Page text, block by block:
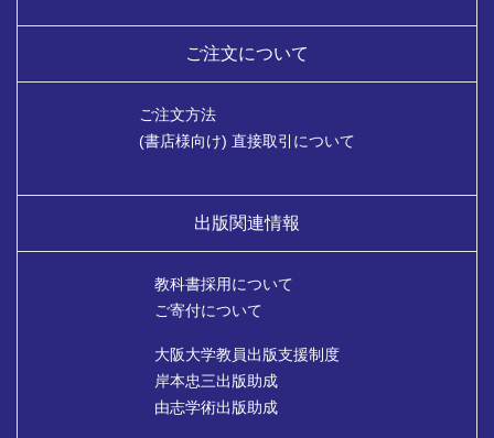
ご注文について
ご注文方法
(書店様向け) 直接取引について
出版関連情報
教科書採用について
ご寄付について
大阪大学教員出版支援制度
岸本忠三出版助成
由志学術出版助成